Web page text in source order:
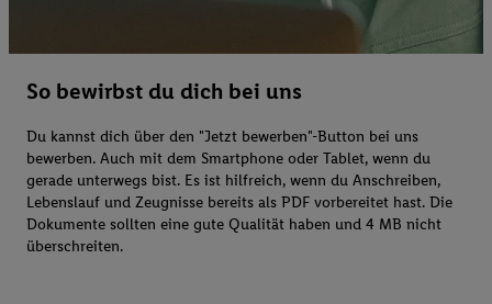
So bewirbst du dich bei uns
Du kannst dich über den "Jetzt bewerben"-Button bei uns
bewerben. Auch mit dem Smartphone oder Tablet, wenn du
gerade unterwegs bist. Es ist hilfreich, wenn du Anschreiben,
Lebenslauf und Zeugnisse bereits als PDF vorbereitet hast. Die
Dokumente sollten eine gute Qualität haben und 4 MB nicht
überschreiten.